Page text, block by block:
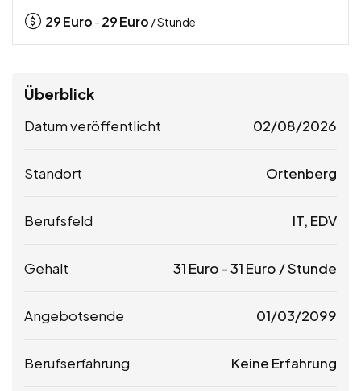
29Euro - 29Euro / Stunde
Überblick
Datum veröffentlicht 02/08/2026
Standort Ortenberg
Berufsfeld IT, EDV
Gehalt 31 Euro -31 Euro / Stunde
Angebotsende 01/03/2099
Berufserfahrung Keine Erfahrung